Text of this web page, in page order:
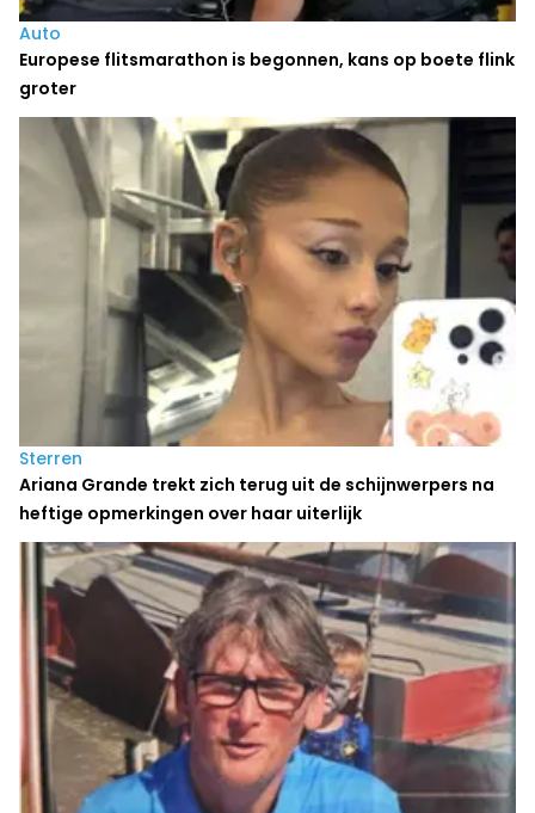
Auto
Europese flitsmarathon is begonnen, kans op boete flink
groter
Sterren
Ariana Grande trekt zich terug uit de schijnwerpers na
heftige opmerkingen over haar uiterlijk